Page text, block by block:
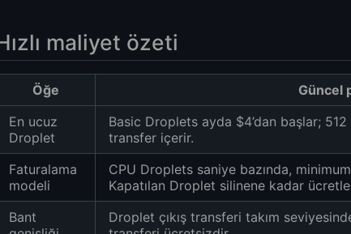
maliyet özeti
Öğe
Güncel
En ucuz
Droplet
Basic Droplets ayda $4’dan başlar;
transfer içerir.
Faturalama
modeli
CPU Droplets saniye bazında,
Kapatılan Droplet silinene kadar
Bant
Droplet çıkış transferi takım